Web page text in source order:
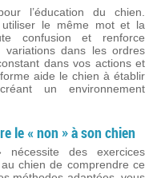
l’éducation du chien.
le même mot et la
confusion et renforce
variations dans les ordres
dans vos actions et
aide le chien à établir
un environnement
le « non » à son chien
des exercices
chien de comprendre ce